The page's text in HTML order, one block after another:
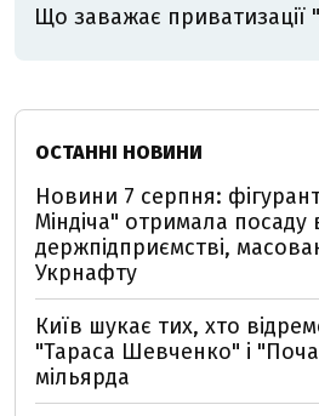
Що заважає приватизації
ОСТАННІ НОВИНИ
Новини 7 серпня:
Міндіча" отримала посаду
держпідприємстві,
Укрнафту
Київ шукає тих, хто
"Тараса Шевченко" і
мільярда